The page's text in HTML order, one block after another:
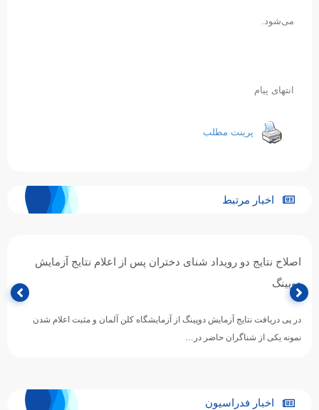
می‌شود.
انتهای پیام
پرینت مطلب
اخبار مرتبط
اصلاح نتایج دو رویداد شنای دختران پس از اعلام نتایج آزمایش
دوپینگ
در پی دریافت نتایج آزمایش دوپینگ از آزمایشگاه کلن آلمان و مثبت اعلام شدن
نمونه یکی از شناگران حاضر در…
اخبار فدراسیون